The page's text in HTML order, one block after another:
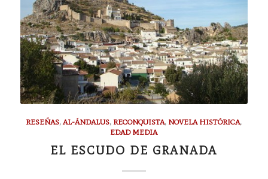
RESEÑAS, AL-ÁNDALUS, RECONQUISTA, NOVELA HISTÓRICA,
EDAD MEDIA
EL ESCUDO DE GRANADA